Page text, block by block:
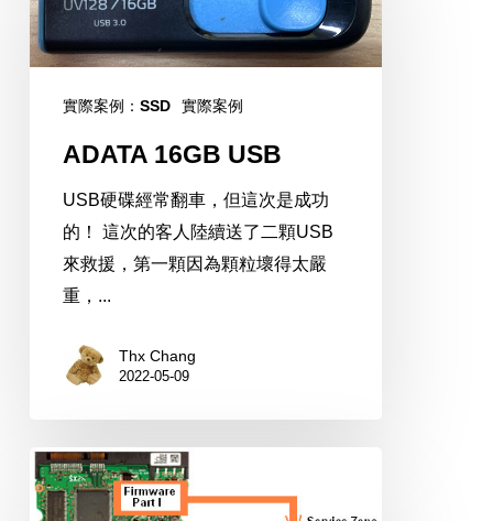
USB
實際案例：SSD 實際案例
ADATA 16GB USB
USB硬碟經常翻車，但這次是成功
的！ 這次的客人陸續送了二顆USB
來救援，第一顆因為顆粒壞得太嚴
重，...
Thx Chang
2022-05-09
硬
碟